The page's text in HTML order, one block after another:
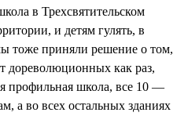
в Трехсвятительском
и детям гулять, в
тоже приняли решение о том,
дореволюционных как раз,
профильная школа, все 10 —
а во всех остальных зданиях